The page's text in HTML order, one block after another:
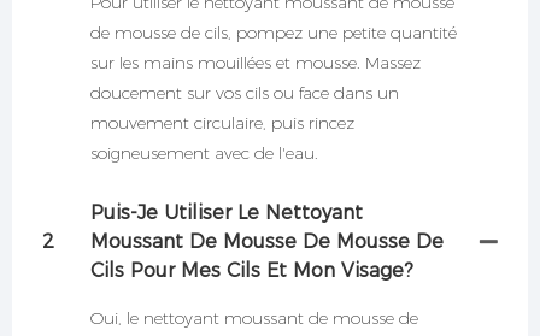
de mousse de cils, pompez une petite quantité
sur les mains mouillées et mousse. Massez
doucement sur vos cils ou face dans un
mouvement circulaire, puis rincez
soigneusement avec de l'eau.
2
Puis-Je Utiliser Le Nettoyant
Moussant De Mousse De Mousse De
Cils Pour Mes Cils Et Mon Visage?
Oui, le nettoyant moussant de mousse de